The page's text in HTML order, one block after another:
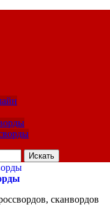
сканвордов